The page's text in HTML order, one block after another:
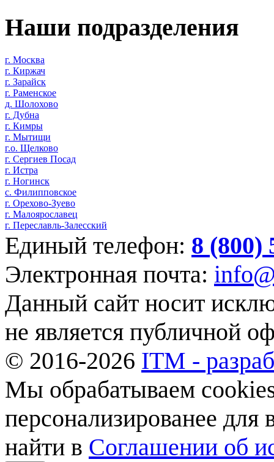
Наши подразделения
г. Москва
г. Киржач
г. Зарайск
г. Раменское
д. Шолохово
г. Дубна
г. Кимры
г. Мытищи
г.о. Щелково
г. Сергиев Посад
г. Истра
г. Ногинск
с. Филипповское
г. Орехово-Зуево
г. Малоярославец
г. Переславль-Залесский
Единый телефон: 8 (800)
Электронная почта:
Данный сайт носит
не является публичной
© 2016-2026 ITM -
Мы обрабатываем
персонализированее
найти в Соглашении об